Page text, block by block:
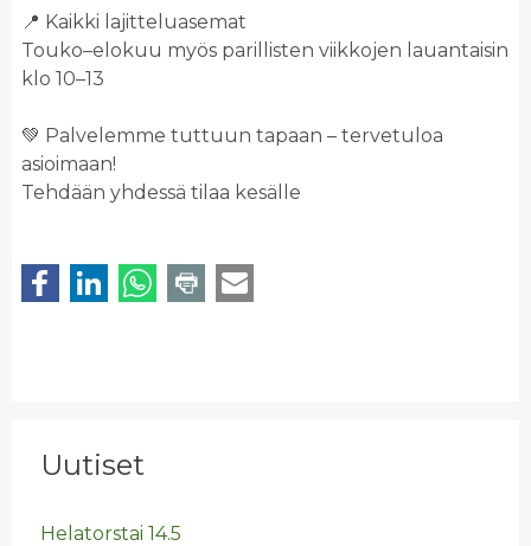
Uutiset
He­la­tors­tai 14.5
📍 Kaikki lajitteluasemat
Touko–elokuu myös parillisten viikkojen lauantaisin
klo 10–13
💚 Palvelemme tuttuun tapaan – tervetuloa
asioimaan!
Tehdään yhdessä tilaa kesälle ️️